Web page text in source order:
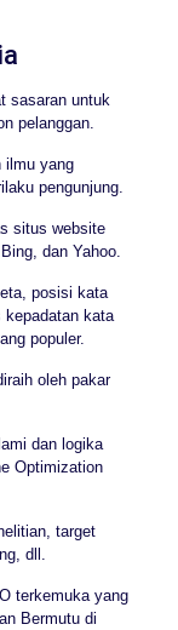
sasaran untuk
pelanggan.
ilmu yang
pengunjung.
situs website
dan Yahoo.
posisi kata
kepadatan kata
populer.
oleh pakar
dan logika
Optimization
target
dll.
terkemuka yang
Bermutu di